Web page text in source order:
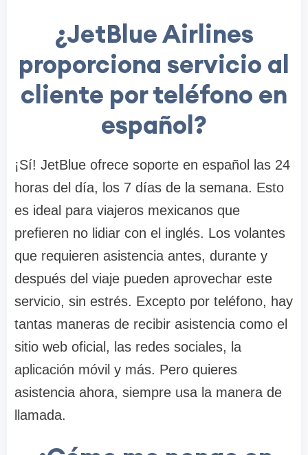
¿JetBlue Airlines
proporciona servicio al
cliente por teléfono en
español?
¡Sí! JetBlue ofrece soporte en español las 24
horas del día, los 7 días de la semana. Esto
es ideal para viajeros mexicanos que
prefieren no lidiar con el inglés. Los volantes
que requieren asistencia antes, durante y
después del viaje pueden aprovechar este
servicio, sin estrés. Excepto por teléfono, hay
tantas maneras de recibir asistencia como el
sitio web oficial, las redes sociales, la
aplicación móvil y más. Pero quieres
asistencia ahora, siempre usa la manera de
llamada.